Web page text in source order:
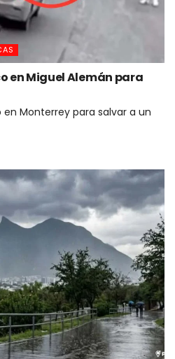
en Miguel Alemán para
Monterrey para salvar a un